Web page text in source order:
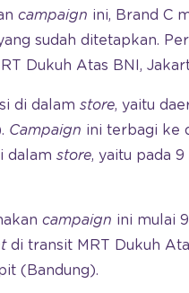
campaign ini, Brand C
sudah ditetapkan.
Dukuh Atas BNI,
di dalam store, yaitu
Campaign ini terbagi ke
dalam store, yaitu pada
campaign ini mulai
di transit MRT Dukuh
(Bandung).